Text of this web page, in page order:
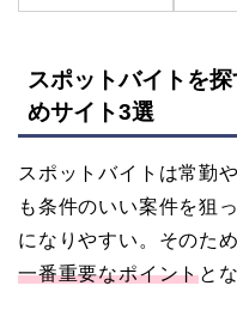
スポットバイトを
めサイト3選
スポットバイトは常勤
も条件のいい案件を狙
になりやすい。そのため
一番重要なポイントと